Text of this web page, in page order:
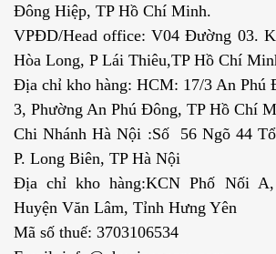
Đông Hiệp, TP Hồ Chí Minh.
VPĐD/Head office: V04 Đường 03.
Hòa Long, P Lái Thiêu,TP Hồ Chí
Địa chỉ kho hàng: HCM: 17/3 An Phú
3, Phường An Phú Đông, TP Hồ Chí
Chi Nhánh Hà Nội :Số 56 Ngõ 44
P. Long Biên, TP Hà Nội
Địa chỉ kho hàng:KCN Phố Nối
Huyện Văn Lâm, Tỉnh Hưng Yên
Mã số thuế: 3703106534